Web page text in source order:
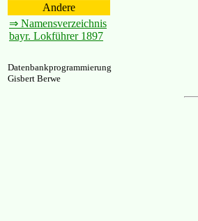
Andere
⇒ Namensverzeichnis
bayr. Lokführer 1897
Datenbankprogrammierung
Gisbert Berwe